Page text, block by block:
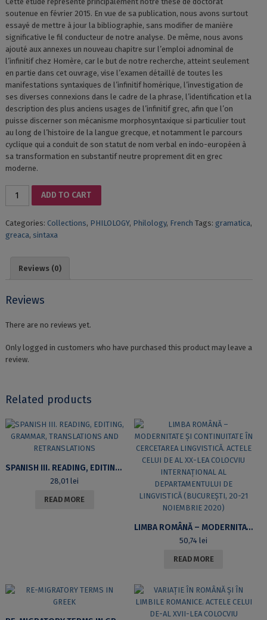
soutenue en février 2015. En vue de sa publication, nous avons surtout
essayé de mettre à jour la bibliographie, sans modifier de manière
significative le fil conducteur de notre analyse. De même, nous avons
ajouté aux annexes un nouveau chapitre sur l’emploi adnominal de
l’infinitif chez Homère, car le but de notre recherche, atteint seulement
en partie dans cet ouvrage, vise l’examen détaillé de toutes les
manifestations syntaxiques de l’infinitif homérique, l’investigation de
ses diverses connexions dans le cadre de la phrase, l’identification et la
description des plus anciens usages de l’infinitif grec, afin que l’on
puisse discerner son mécanisme morphosyntaxique si particulier tout
au long de l’histoire de la langue grecque, et notamment le parcours
cyclique qui a conduit de son statut de nom verbal en indo-européen à
sa transformation en substantif neutre proprement dit en grec
moderne.
RECHERCHES
ET
LA
HOMÉRIQUE,
II,
quantity
ADD TO CART
Categories: Collections, PHILOLOGY, Philology, French Tags: gramatica,
greaca, sintaxa
Reviews (0)
Reviews
There are no reviews yet.
Only logged in customers who have purchased this product may leave a
review.
Related products
SPANISH III. READING, EDITING, GRAMMAR, TRANSLATIONS AND RETRANSLATIONS
28,01lei
READ MORE
LIMBA ROMÂNĂ – MODERNITATE ȘI CONTINUITATE ÎN CERCETAREA LINGVISTICĂ. ACTELE CELUI DE AL XX-LEA COLOCVIU INTERNAȚIONAL AL DEPARTAMENTULUI DE LINGVISTICĂ (BUCUREȘTI, 20-21 NOIEMBRIE 2020)
50,74lei
READ MORE